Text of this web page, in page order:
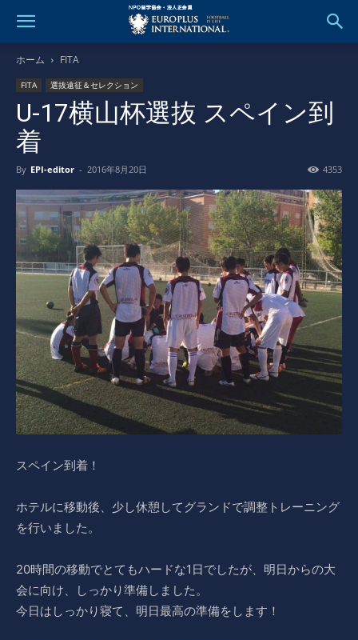
ホーム FITA
FITA 選抜遠征＆セレクション
U-17横山杯選抜 スペイン到
着
By EPI-editor - 2016年8月20日 4353
スペイン到着！
ホテルに移動後、少し休憩してグランドで調整トレーニング
を行いました。
20時間の移動でとてもハードな1日でしたが、明日からの大
会に向け、しっかり準備しました。
今日はしっかり寝て、明日最高の準備をします！